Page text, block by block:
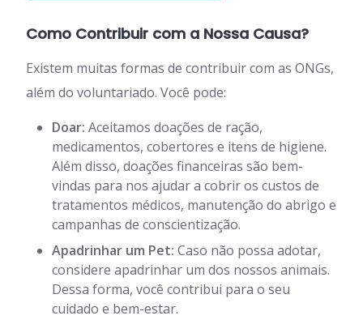
Como Contribuir com a Nossa Causa?
Existem muitas formas de contribuir com as ONGs,
além do voluntariado. Você pode:
Doar: Aceitamos doações de ração,
medicamentos, cobertores e itens de higiene.
Além disso, doações financeiras são bem-
vindas para nos ajudar a cobrir os custos de
tratamentos médicos, manutenção do abrigo e
campanhas de conscientização.
Apadrinhar um Pet: Caso não possa adotar,
considere apadrinhar um dos nossos animais.
Dessa forma, você contribui para o seu
cuidado e bem-estar.